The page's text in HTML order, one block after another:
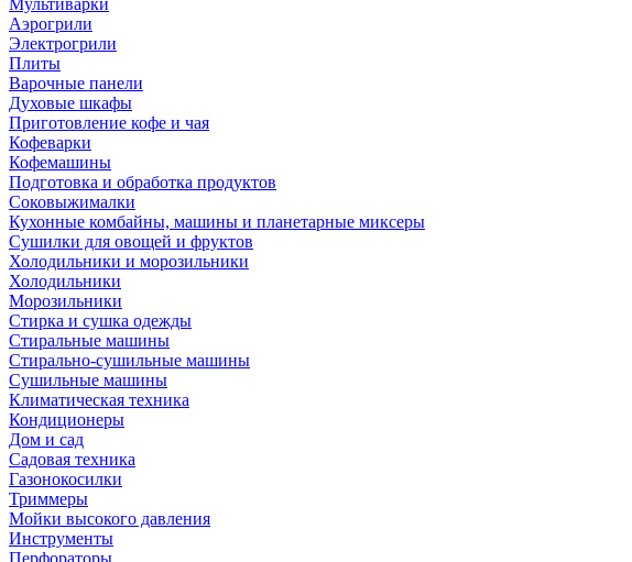
Мультиварки
Аэрогрили
Электрогрили
Плиты
Варочные панели
Духовые шкафы
Приготовление кофе и чая
Кофеварки
Кофемашины
Подготовка и обработка продуктов
Соковыжималки
Кухонные комбайны, машины и планетарные миксеры
Сушилки для овощей и фруктов
Холодильники и морозильники
Холодильники
Морозильники
Стирка и сушка одежды
Стиральные машины
Стирально-сушильные машины
Сушильные машины
Климатическая техника
Кондиционеры
Дом и сад
Садовая техника
Газонокосилки
Триммеры
Мойки высокого давления
Инструменты
Перфораторы